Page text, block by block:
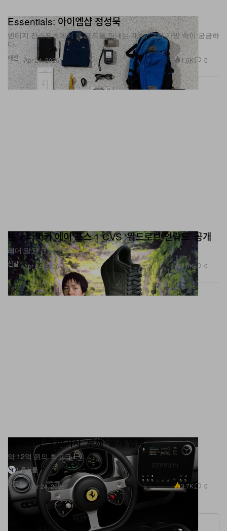
패션
Essentials: 아이엠샵 정성묵
빈티지 잔스포츠에서 톰 포드를 꺼내는 재치, 그의 가방 속이 궁금하
다.
Apr 24, 2026 1.6K 0
신발
튠 x 나이키 에어 포스 1 CVS ‘워드로브 언락드’ 공개
레더 말고 캔버스다.
Apr 24, 2026 1.6K 0
자동차
페라리의 첫 전기차 ‘루체’ 공개 임박
약 12억 원의 최고급 EV.
1 출처들
Apr 24, 2026
3.7K 0
More ▾